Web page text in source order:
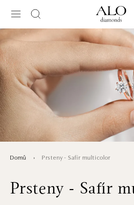
Domů Prsteny - Safír multicolor
Prsteny - Safír